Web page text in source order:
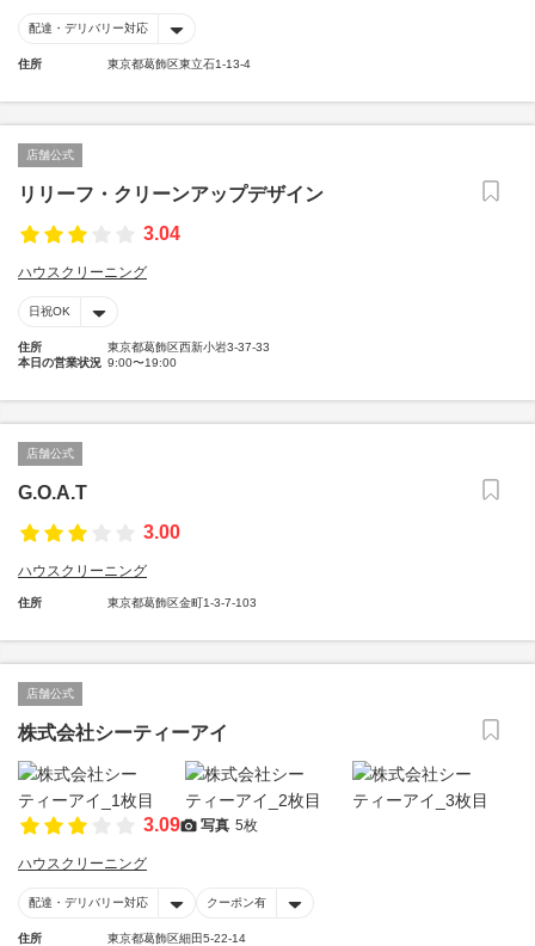
配達・デリバリー対応
住所 東京都葛飾区東立石1-13-4
店舗公式
リリーフ・クリーンアップデザイン
3.04
ハウスクリーニング
日祝OK
住所
東京都葛飾区西新小岩3-37-33
本日の営業状況 9:00〜19:00
店舗公式
G.O.A.T
3.00
ハウスクリーニング
住所 東京都葛飾区金町1-3-7-103
店舗公式
株式会社シーティーアイ
3.09 写真 5枚
ハウスクリーニング
配達・デリバリー対応 クーポン有
住所
東京都葛飾区細田5-22-14